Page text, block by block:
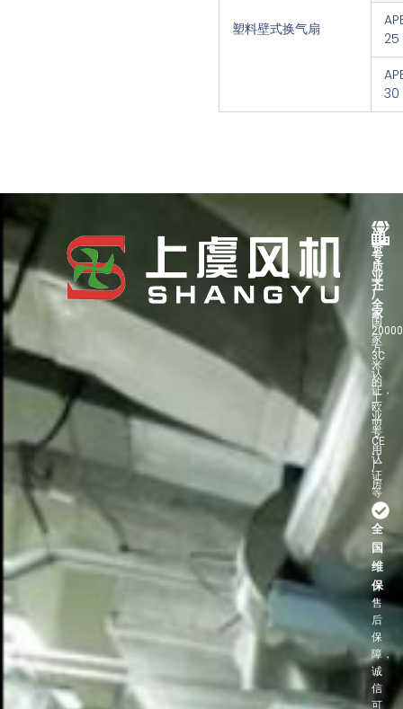
塑料壁式换气扇
25
30
资
质
齐
全
国
家
3C
认
证，
欧
盟
CE
认
证
等
专
业
厂
家
方
米
的
工
业
专
用
厂
房
全
国
维
保
售
后
保
障，
诚
信
可